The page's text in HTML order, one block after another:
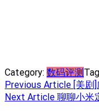
Category: 数码评测
Post
Previous Article [美剧
Next Article 聊聊小米